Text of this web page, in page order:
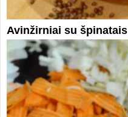
Avinžirniai su špinatais